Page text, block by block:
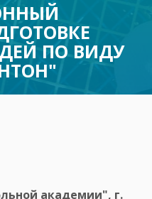
ПО ВИДУ
академии", г.